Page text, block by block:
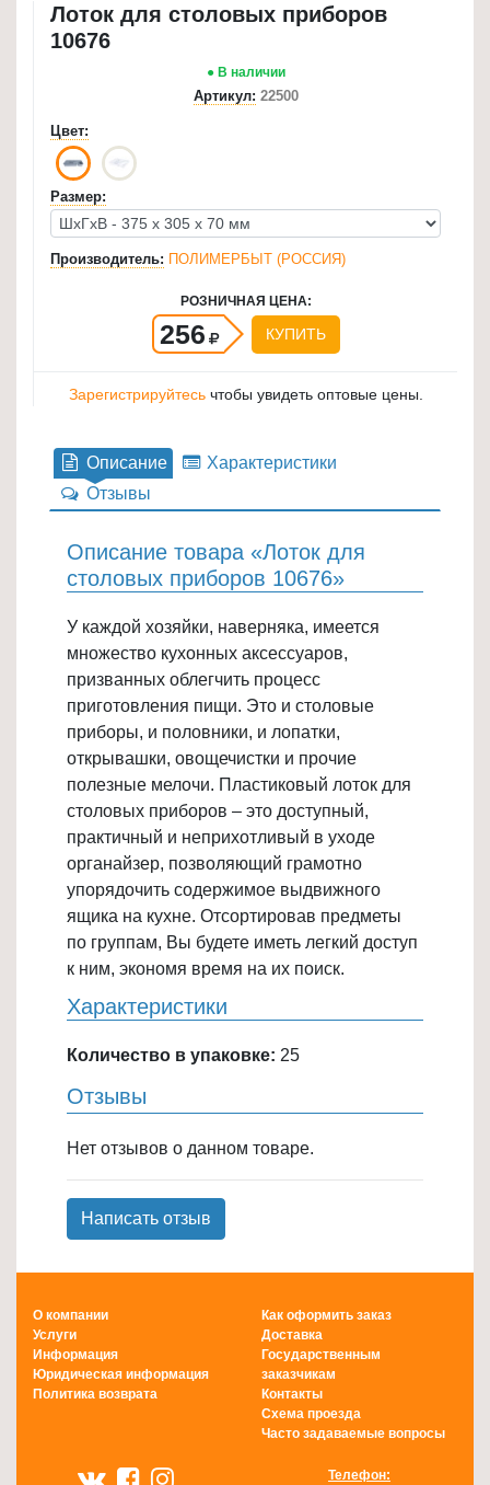
Лоток для столовых приборов
10676
● В наличии
Артикул: 22500
Цвет:
Размер:
Производитель: ПОЛИМЕРБЫТ (РОССИЯ)
РОЗНИЧНАЯ ЦЕНА:
256 КУПИТЬ
Зарегистрируйтесьчтобы увидеть оптовые цены.
Описание
Характеристики
Отзывы
Описание товара «Лоток для
столовых приборов 10676»
У каждой хозяйки, наверняка, имеется
множество кухонных аксессуаров,
призванных облегчить процесс
приготовления пищи. Это и столовые
приборы, и половники, и лопатки,
открывашки, овощечистки и прочие
полезные мелочи. Пластиковый лоток для
столовых приборов – это доступный,
практичный и неприхотливый в уходе
органайзер, позволяющий грамотно
упорядочить содержимое выдвижного
ящика на кухне. Отсортировав предметы
по группам, Вы будете иметь легкий доступ
к ним, экономя время на их поиск.
Характеристики
Количество в упаковке: 25
Отзывы
Нет отзывов о данном товаре.
Написать отзыв
О компании
Услуги
Информация
Юридическая информация
Политика возврата
Как оформить заказ
Доставка
Государственным
заказчикам
Контакты
Схема проезда
Часто задаваемые вопросы
Телефон:
товары
для
+
Товары
для
уборки
≡
+
ванной
туалета
Товары
детей
Товары
хранения